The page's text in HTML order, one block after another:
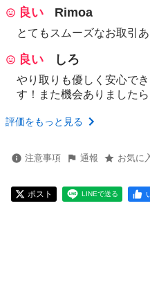
良い Rimoa
とてもスムーズなお取引
良い しろ
やり取りも優しく安心で
す！また機会ありました
評価をもっと見る
注意事項 通報 お気に
ポスト LINEで送る